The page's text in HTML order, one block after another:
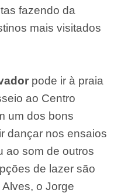
fazendo da
mais visitados
pode ir à praia
ao Centro
um dos bons
dançar nos ensaios
ao som de outros
de lazer são
o Jorge